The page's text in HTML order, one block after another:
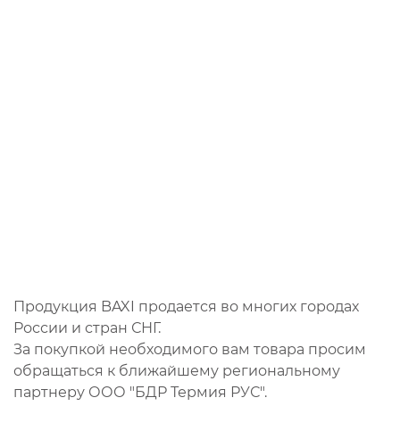
Продукция BAXI продается во многих городах
России и стран СНГ.
За покупкой необходимого вам товара просим
обращаться к ближайшему региональному
партнеру ООО "БДР Термия РУС".